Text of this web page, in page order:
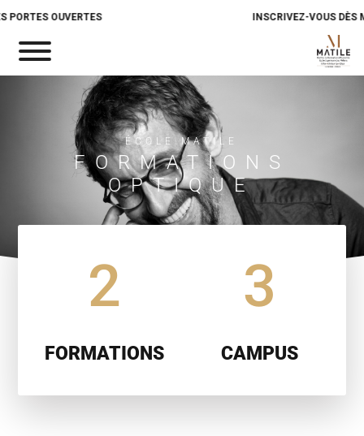
OUVERTES INSCRIVEZ-VOUS DÈS
ÉCOLE MATILE
FORMATIONS
OPTIQUE
2
FORMATIONS
3
CAMPUS